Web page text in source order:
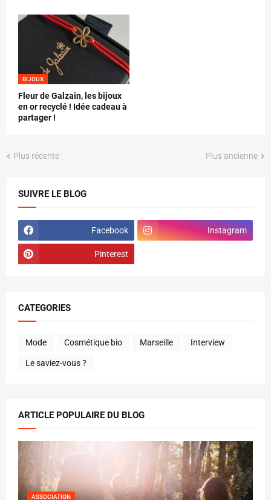
BIJOUX
Fleur de Galzain, les bijoux
en or recyclé ! Idée cadeau à
partager !
Plus récente Plus ancienne
SUIVRE LE BLOG
Facebook Instagram
Pinterest
CATEGORIES
Mode Cosmétique bio Marseille Interview
Le saviez-vous ?
ARTICLE POPULAIRE DU BLOG
ASSOCIATION